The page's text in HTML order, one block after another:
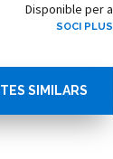
Disponible per a
SOCI PLUS
SIMILARS